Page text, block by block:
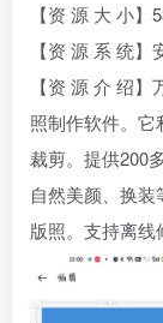
【资 源 大 小】
【资 源 系 统】
【资 源 介 绍
照制作软件。它
裁剪。提供200
自然美颜、换
版照。支持离线